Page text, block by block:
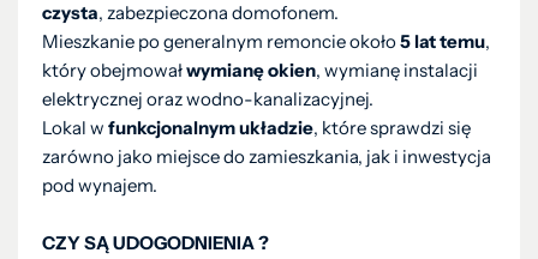
czysta, zabezpieczona domofonem.
Mieszkanie po generalnym remoncie około5 lat temu,
który obejmowałwymianę okien, wymianę instalacji
elektrycznej oraz wodno-kanalizacyjnej.
Lokal w funkcjonalnym układzie, które sprawdzi się
zarówno jako miejsce do zamieszkania, jak i inwestycja
pod wynajem.
CZY SĄ UDOGODNIENIA ?